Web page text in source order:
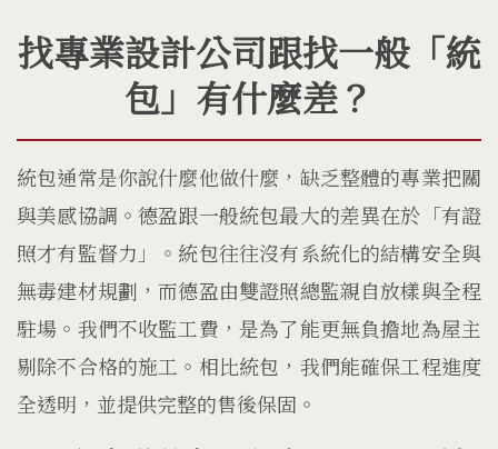
找專業設計公司跟找一般「統
包」有什麼差？
統包通常是你說什麼他做什麼，缺乏整體的專業把關
與美感協調。德盈跟一般統包最大的差異在於「有證
照才有監督力」。統包往往沒有系統化的結構安全與
無毒建材規劃，而德盈由雙證照總監親自放樣與全程
駐場。我們不收監工費，是為了能更無負擔地為屋主
剔除不合格的施工。相比統包，我們能確保工程進度
全透明，並提供完整的售後保固。